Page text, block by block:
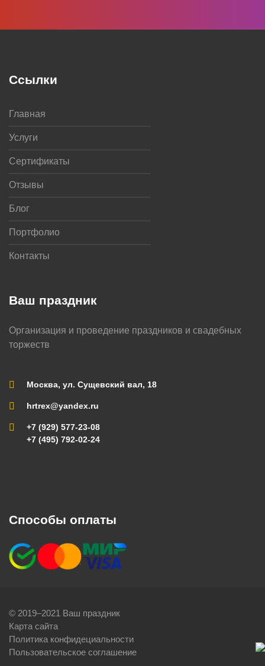
Ваш праздник
Организация и проведение праздников и свадебных
торжеств
Москва, ул. Сущевский вал, 18
hrtrex@yandex.ru
+7 (929) 577-23-08
+7 (495) 792-02-24
Ссылки
Главная
Услуги
Сертификаты
Отзывы
Блог
Портфолио
Контакты
Способы оплаты
© 2019–2021 Ваш праздник
Карта сайта
Политика конфидециальности
Пользовательское соглашение